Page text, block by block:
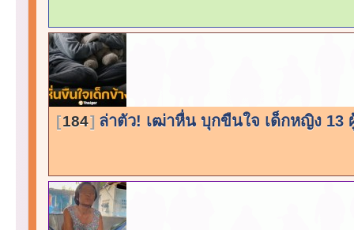
184 ล่าตัว! เฒ่าหื่น บุกขืนใจ เด็กหญิง 13